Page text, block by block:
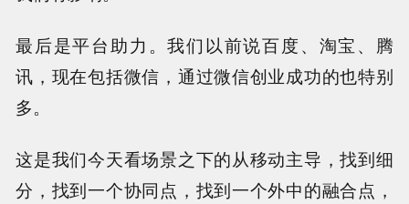
最后是平台助力。我们以前说百度、淘宝、腾
讯，现在包括微信，通过微信创业成功的也特别
多。
这是我们今天看场景之下的从移动主导，找到细
分，找到一个协同点，找到一个外中的融合点，